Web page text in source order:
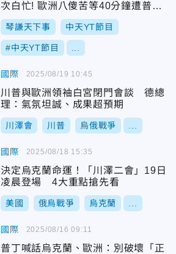
次白忙! 歐洲八傻苦等40分鐘遭普丁
羞辱!
琴謙天下事 中天YT節目
#中天YT節目
國際
川普與歐洲領袖白宮閉門會談 德總
理：氣氛坦誠、成果超預期
川澤會 川普 烏俄戰爭
2025/08/19 10:45
國際
決定烏克蘭命運！「川澤二會」19日
凌晨登場 4大重點搶先看
美國 俄烏戰爭 烏克蘭
2025/08/18 15:35
國際
普丁喊話烏克蘭、歐洲：別破壞「正
2025/08/16 09:11